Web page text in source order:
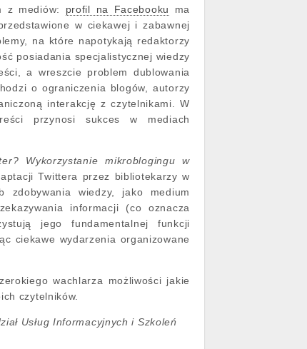
z mediów: profil na Facebooku
ma
w ciekawej i zabawnej
na które napotykają redaktorzy
posiadania specjalistycznej wiedzy
a wreszcie problem dublowania
o ograniczenia blogów, autorzy
interakcję z czytelnikami. W
przynosi sukces w mediach
Wykorzystanie mikroblogingu w
Twittera przez bibliotekarzy w
wiedzy, jako medium
informacji (co oznacza
jego fundamentalnej funkcji
ciekawe wydarzenia organizowane
wachlarza możliwości jakie
czytelników.
Usług Informacyjnych i Szkoleń